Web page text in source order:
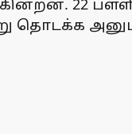
22
தொடக்க